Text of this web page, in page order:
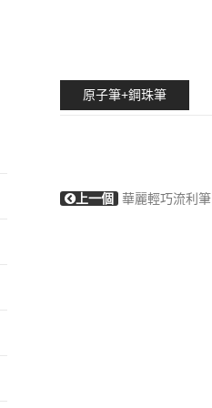
原子筆+鋼珠筆
上一個 華麗輕巧流利筆